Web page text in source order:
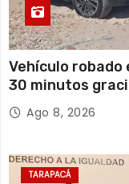
e
e
n
r
Vehículo robado
30 minutos
Ago 8, 2026
TARAPACÁ